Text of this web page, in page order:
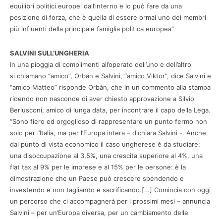
equilibri politici europei dall’interno e lo può fare da una
posizione di forza, che è quella di essere ormai uno dei membri
più influenti della principale famiglia politica europea”
SALVINI SULL’UNGHERIA
In una pioggia di complimenti all’operato dell’uno e dell’altro
si chiamano “amico”, Orbán e Salvini, “amico Viktor”, dice Salvini e
“amico Matteo” risponde Orbán, che in un commento alla stampa
ridendo non nasconde di aver chiesto approvazione a Silvio
Berlusconi, amico di lunga data, per incontrare il capo della Lega.
“Sono fiero ed orgoglioso di rappresentare un punto fermo non
solo per l’Italia, ma per l’Europa intera – dichiara Salvini -. Anche
dal punto di vista economico il caso ungherese è da studiare:
una disoccupazione al 3,5%, una crescita superiore al 4%, una
flat tax al 9% per le imprese e al 15% per le persone: è la
dimostrazione che un Paese può crescere spendendo e
investendo e non tagliando e sacrificando.[…] Comincia con oggi
un percorso che ci accompagnerà per i prossimi mesi – annuncia
Salvini – per un’Europa diversa, per un cambiamento delle